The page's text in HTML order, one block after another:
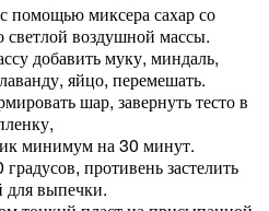
помощью миксера сахар со
воздушной массы.
добавить муку, миндаль,
яйцо, перемешать.
шар, завернуть тесто в
минимум на 30 минут.
противень застелить
для выпечки.